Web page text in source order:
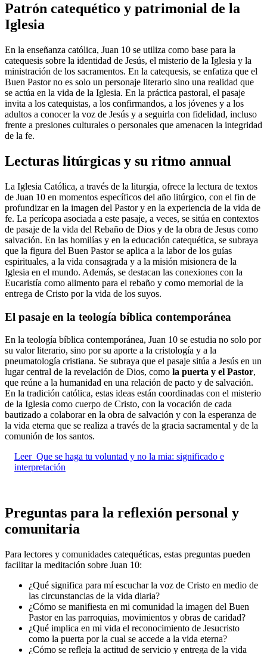
Patrón catequético y patrimonial de la
Iglesia
En la enseñanza católica, Juan 10 se utiliza como base para la
catequesis sobre la identidad de Jesús, el misterio de la Iglesia y la
ministración de los sacramentos. En la catequesis, se enfatiza que el
Buen Pastor no es solo un personaje literario sino una realidad que
se actúa en la vida de la Iglesia. En la práctica pastoral, el pasaje
invita a los catequistas, a los confirmandos, a los jóvenes y a los
adultos a conocer la voz de Jesús y a seguirla con fidelidad, incluso
frente a presiones culturales o personales que amenacen la integridad
de la fe.
Lecturas litúrgicas y su ritmo annual
La Iglesia Católica, a través de la liturgia, ofrece la lectura de textos
de Juan 10 en momentos específicos del año litúrgico, con el fin de
profundizar en la imagen del Pastor y en la experiencia de la vida de
fe. La perícopa asociada a este pasaje, a veces, se sitúa en contextos
de pasaje de la vida del Rebaño de Dios y de la obra de Jesus como
salvación. En las homilías y en la educación catequética, se subraya
que la figura del Buen Pastor se aplica a la labor de los guías
espirituales, a la vida consagrada y a la misión misionera de la
Iglesia en el mundo. Además, se destacan las conexiones con la
Eucaristía como alimento para el rebaño y como memorial de la
entrega de Cristo por la vida de los suyos.
El pasaje en la teología bíblica contemporánea
En la teología bíblica contemporánea, Juan 10 se estudia no solo por
su valor literario, sino por su aporte a la cristología y a la
pneumatología cristiana. Se subraya que el pasaje sitúa a Jesús en un
lugar central de la revelación de Dios, como la puerta y el Pastor,
que reúne a la humanidad en una relación de pacto y de salvación.
En la tradición católica, estas ideas están coordinadas con el misterio
de la Iglesia como cuerpo de Cristo, con la vocación de cada
bautizado a colaborar en la obra de salvación y con la esperanza de
la vida eterna que se realiza a través de la gracia sacramental y de la
comunión de los santos.
Leer Que se haga tu voluntad y no la mia: significado e
interpretación
Preguntas para la reflexión personal y
comunitaria
Para lectores y comunidades catequéticas, estas preguntas pueden
facilitar la meditación sobre Juan 10:
¿Qué significa para mí escuchar la voz de Cristo en medio de
las circunstancias de la vida diaria?
¿Cómo se manifiesta en mi comunidad la imagen del Buen
Pastor en las parroquias, movimientos y obras de caridad?
¿Qué implica en mi vida el reconocimiento de Jesucristo
como la puerta por la cual se accede a la vida eterna?
¿Cómo se refleja la actitud de servicio y entrega de la vida